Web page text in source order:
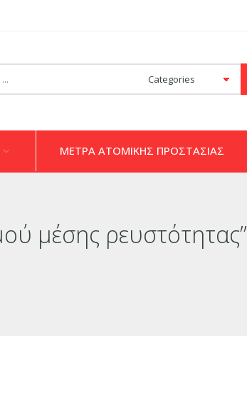
ΜΕΤΡΑ ΑΤΟΜΙΚΗΣ ΠΡΟΣΤΑΣΙΑΣ
μέσης ρευστότητας”